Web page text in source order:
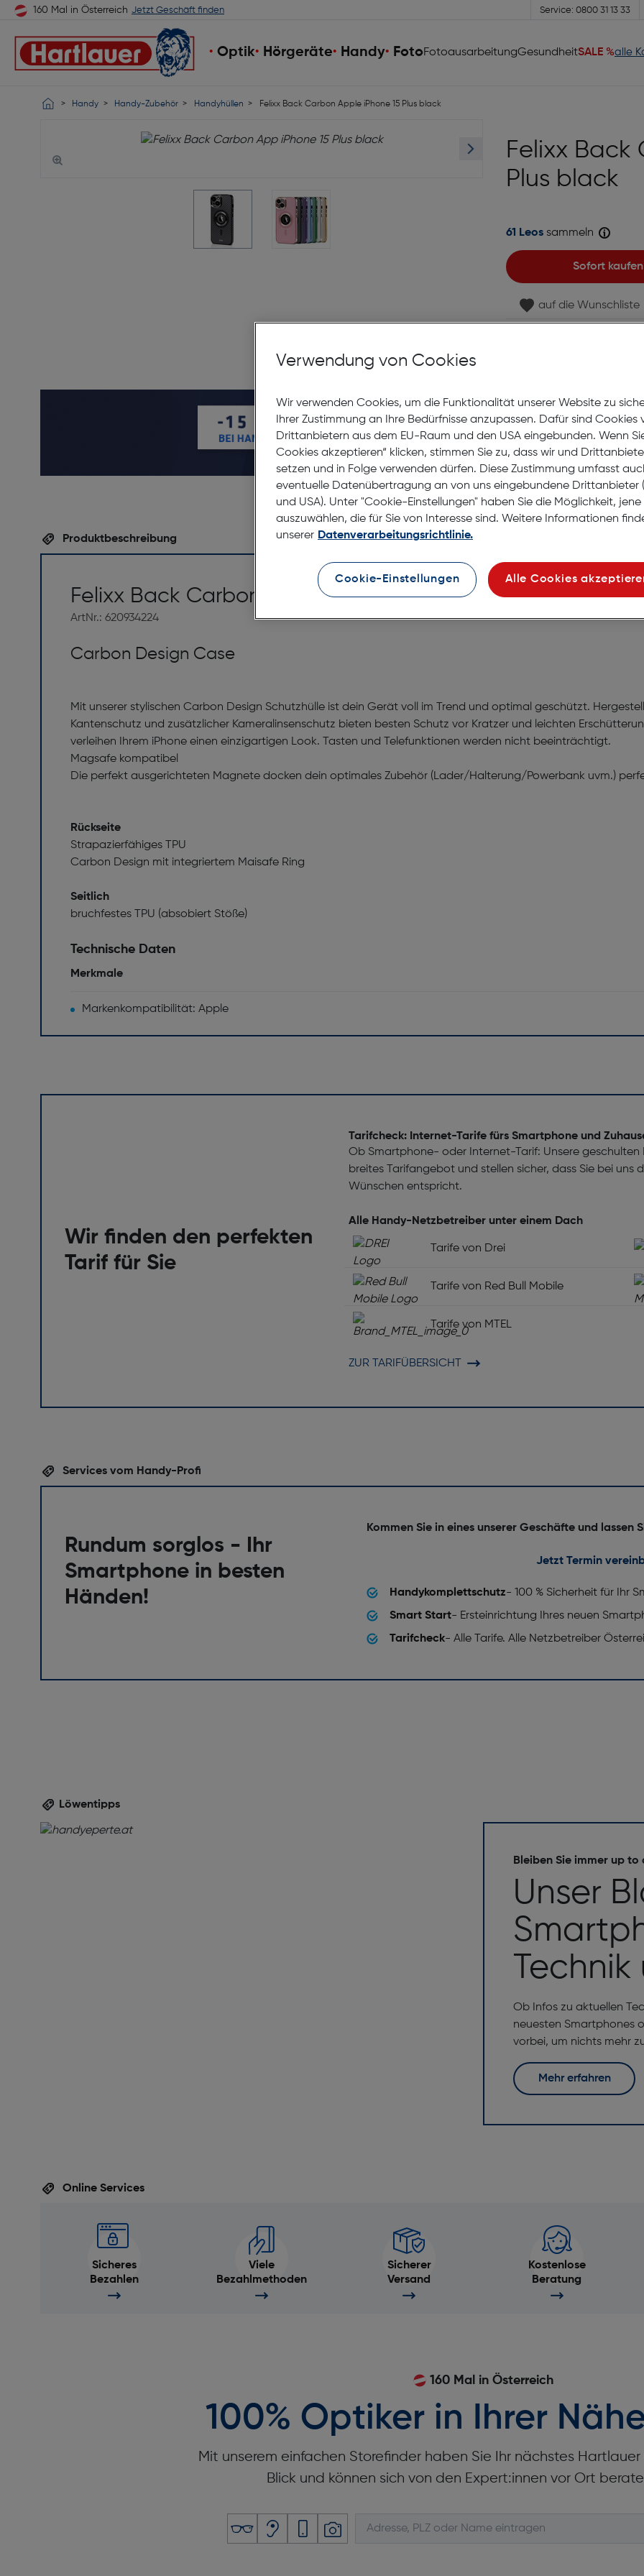
160 Mal in Österreich Jetzt Geschäft finden Service: 0800 31 13 33
Optik Hörgeräte Handy FotoFotoausarbeitungGesundheitSALE %alle
Handy Handy-Zubehör Handyhüllen Felixx Back Carbon Apple iPhone 15 Plus black
Felixx Back
Plus black
61 Leos sammeln
Sofort kaufen
auf die Wunschliste
Produktbeschreibung
Felixx Back Carbon Apple iPhone 15 Plus black
ArtNr.: 620934224
Carbon Design Case
Mit unserer stylischen Carbon Design Schutzhülle ist dein Gerät voll im Trend und optimal geschützt.
Kantenschutz und zusätzlicher Kameralinsenschutz bieten besten Schutz vor Kratzer und leichten
verleihen Ihrem iPhone einen einzigartigen Look. Tasten und Telefunktionen werden nicht beeinträchtigt.
Magsafe kompatibel
Die perfekt ausgerichteten Magnete docken dein optimales Zubehör (Lader/Halterung/Powerbank uvm.)
Rückseite
Strapazierfähiges TPU
Carbon Design mit integriertem Maisafe Ring
Seitlich
bruchfestes TPU (absobiert Stöße)
Technische Daten
Merkmale
Markenkompatibilität: Apple
Wir finden den perfekten
Tarif für Sie
Tarifcheck: Internet-Tarife fürs Smartphone und
Ob Smartphone- oder Internet-Tarif: Unsere
breites Tarifangebot und stellen sicher, dass Sie bei uns
Wünschen entspricht.
Alle Handy-Netzbetreiber unter einem Dach
Tarife von Drei
Tarife von Red Bull Mobile
Tarife von MTEL
ZUR TARIFÜBERSICHT
Services vom Handy-Profi
Rundum sorglos - Ihr
Smartphone in besten
Händen!
Kommen Sie in eines unserer Geschäfte und lassen
Jetzt Termin
Handykomplettschutz- 100 % Sicherheit für Ihr
Smart Start- Ersteinrichtung Ihres neuen
Tarifcheck- Alle Tarife. Alle Netzbetreiber
Löwentipps
Bleiben Sie immer up to
Unser
Ob Infos zu aktuellen
neuesten Smartphones
vorbei, um nichts mehr
Mehr erfahren
Online Services
Sicheres
Bezahlen
Viele
Bezahlmethoden
Sicherer
Versand
Kostenlose
Beratung
160 Mal in Österreich
100% Optiker in Ihrer
Mit unserem einfachen Storefinder haben Sie Ihr nächstes
Blick und können sich von den Expert:innen vor Ort
Verwendung von Cookies
Wir verwenden Cookies, um die Funktionalität unserer Website zu
Ihrer Zustimmung an Ihre Bedürfnisse anzupassen. Dafür sind Cookies
Drittanbietern aus dem EU-Raum und den USA eingebunden. Wenn
Cookies akzeptieren“ klicken, stimmen Sie zu, dass wir und
setzen und in Folge verwenden dürfen. Diese Zustimmung umfasst
eventuelle Datenübertragung an von uns eingebundene Drittanbieter
und USA). Unter "Cookie-Einstellungen" haben Sie die Möglichkeit,
auszuwählen, die für Sie von Interesse sind. Weitere Informationen
unserer Datenverarbeitungsrichtlinie.
Cookie-Einstellungen Alle Cookies